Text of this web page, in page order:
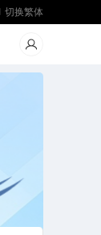
切换繁体